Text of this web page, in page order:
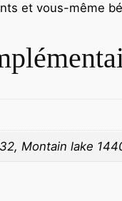
et vous-même
Montain lake